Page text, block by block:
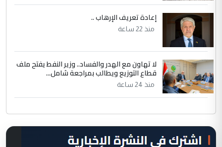
إعادة تعريف الإرهاب ..
منذ 22 ساعة
لا تهاون مع الهدر والفساد.. وزير النفط يفتح ملف
قطاع التوزيع ويطالب بمراجعة شامل...
منذ 24 ساعة